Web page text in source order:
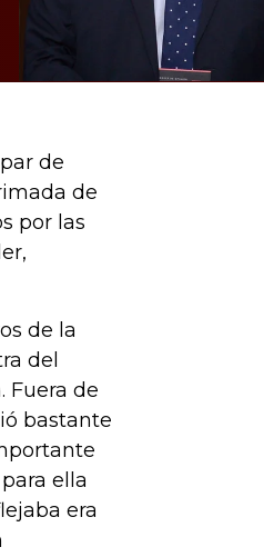
de
de
por las
de la
del
Fuera de
bastante
ella
era